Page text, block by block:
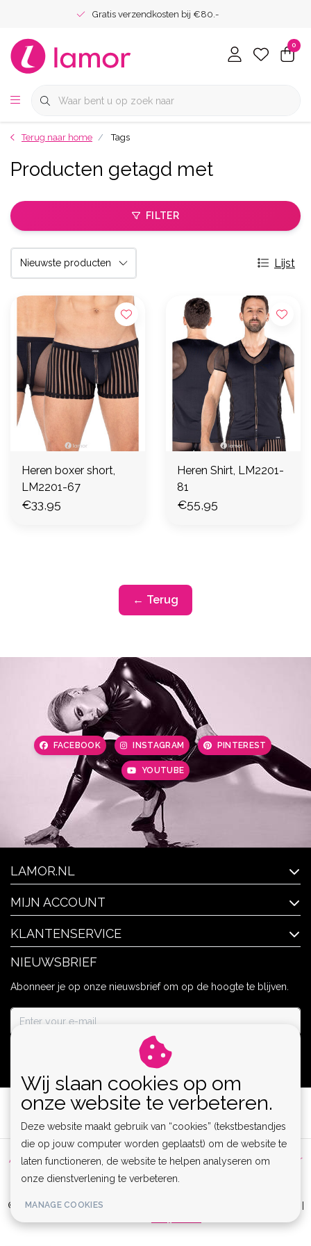
Gratis verzendkosten bij €80.-
0
Terug naar home Tags
Producten getagd met
FILTER
Lijst
Heren boxer short,
LM2201-67
€33,95
Heren Shirt, LM2201-
81
€55,95
← Terug
FACEBOOK INSTAGRAM PINTEREST
YOUTUBE
LAMOR.NL
MIJN ACCOUNT
KLANTENSERVICE
NIEUWSBRIEF
Abonneer je op onze nieuwsbrief om op de hoogte te blijven.
Algemene voorwaarden | Privacy Policy | Sitemap |
Disclaimer
RSS Feed
© Copyright 2026 - Lamor | Clubwear, Lingerie & Kinky Fashion XS-6XL |
Wij slaan cookies op om
onze website te verbeteren.
Deze website maakt gebruik van “cookies” (tekstbestandjes
die op jouw computer worden geplaatst) om de website te
laten functioneren, de website te helpen analyseren om
onze dienstverlening te verbeteren.
MANAGE COOKIES